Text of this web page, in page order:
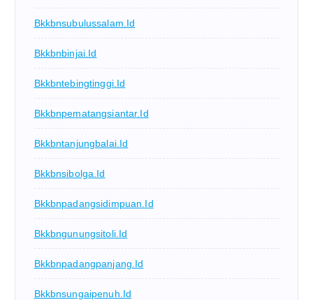
Bkkbnsubulussalam.id
Bkkbnbinjai.id
Bkkbntebingtinggi.id
Bkkbnpematangsiantar.id
Bkkbntanjungbalai.id
Bkkbnsibolga.id
Bkkbnpadangsidimpuan.id
Bkkbngunungsitoli.id
Bkkbnpadangpanjang.id
Bkkbnsungaipenuh.id